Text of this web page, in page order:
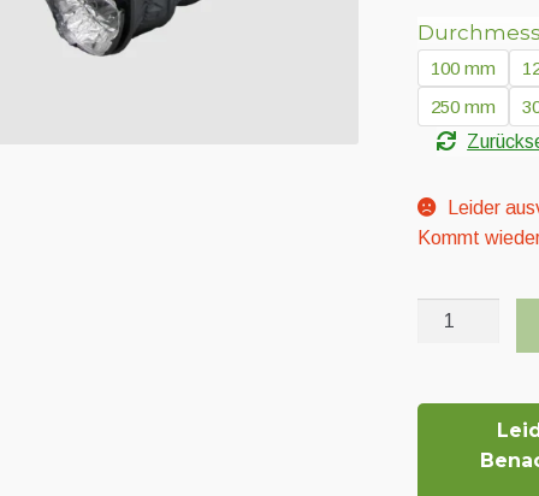
100 mm
250 mm
Leider
Kommt
CombiDEC